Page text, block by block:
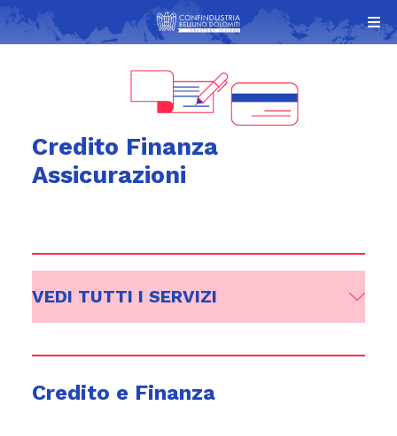
Credito Finanza
Assicurazioni
VEDI TUTTI I SERVIZI
Credito e Finanza